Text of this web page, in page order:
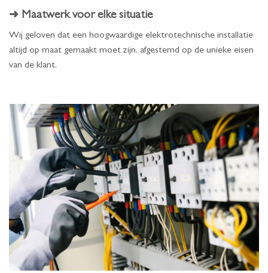
➜ Maatwerk voor elke situatie
Wij geloven dat een hoogwaardige elektrotechnische installatie
altijd op maat gemaakt moet zijn, afgestemd op de unieke eisen
van de klant.